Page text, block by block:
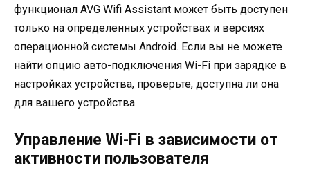
функционал AVG Wifi Assistant может быть доступен
только на определенных устройствах и версиях
операционной системы Android. Если вы не можете
найти опцию авто-подключения Wi-Fi при зарядке в
настройках устройства, проверьте, доступна ли она
для вашего устройства.
Управление Wi-Fi в зависимости от
активности пользователя